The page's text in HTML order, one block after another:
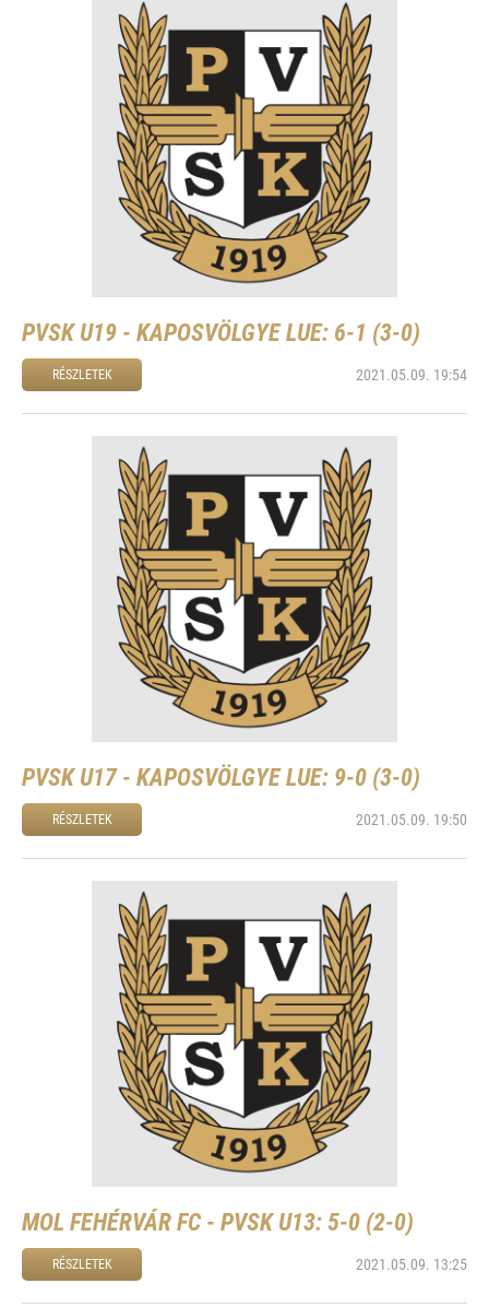
PVSK U19 - KAPOSVÖLGYE LUE: 6-1 (3-0)
RÉSZLETEK 2021.05.09. 19:54
PVSK U17 - KAPOSVÖLGYE LUE: 9-0 (3-0)
RÉSZLETEK 2021.05.09. 19:50
MOL FEHÉRVÁR FC - PVSK U13: 5-0 (2-0)
RÉSZLETEK 2021.05.09. 13:25